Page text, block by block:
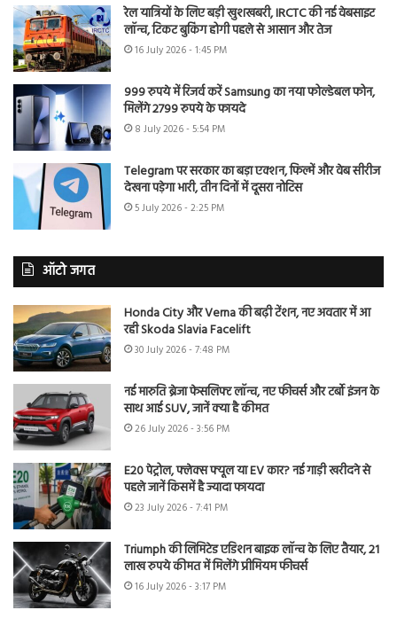
रेल यात्रियों के लिए बड़ी खुशखबरी, IRCTC की नई वेबसाइट
लॉन्च, टिकट बुकिंग होगी पहले से आसान और तेज
16 July 2026 - 1:45 PM
999 रुपये में रिजर्व करें Samsung का नया फोल्डेबल फोन,
मिलेंगे 2799 रुपये के फायदे
8 July 2026 - 5:54 PM
Telegram पर सरकार का बड़ा एक्शन, फिल्में और वेब सीरीज
देखना पड़ेगा भारी, तीन दिनों में दूसरा नोटिस
5 July 2026 - 2:25 PM
ऑटो जगत
Honda City और Verna की बढ़ी टेंशन, नए अवतार में आ
रही Skoda Slavia Facelift
30 July 2026 - 7:48 PM
नई मारुति ब्रेजा फेसलिफ्ट लॉन्च, नए फीचर्स और टर्बो इंजन के
साथ आई SUV, जानें क्या है कीमत
26 July 2026 - 3:56 PM
E20 पेट्रोल, फ्लेक्स फ्यूल या EV कार? नई गाड़ी खरीदने से
पहले जानें किसमें है ज्यादा फायदा
23 July 2026 - 7:41 PM
Triumph की लिमिटेड एडिशन बाइक लॉन्च के लिए तैयार, 21
लाख रुपये कीमत में मिलेंगे प्रीमियम फीचर्स
16 July 2026 - 3:17 PM